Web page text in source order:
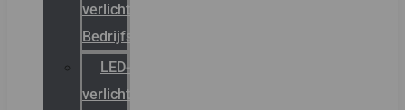
verlichting
Bedrijfshal
LED-
verlichting